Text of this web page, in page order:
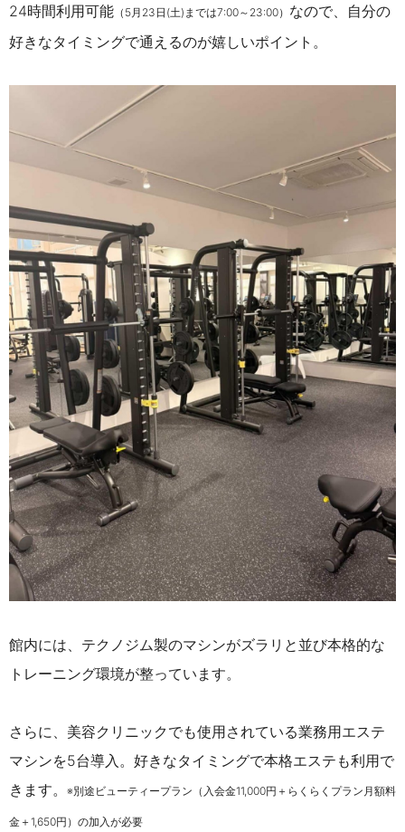
24時間利用可能 （5月23日(土)までは7:00～23:00） なので、自分の
好きなタイミングで通えるのが嬉しいポイント。
館内には、テクノジム製のマシンがズラリと並び本格的な
トレーニング環境が整っています。
さらに、美容クリニックでも使用されている業務用エステ
マシンを5台導入。好きなタイミングで本格エステも利用で
きます。
※別途ビューティープラン（入会金11,000円＋らくらくプラン月額料
金＋1,650円）の加入が必要